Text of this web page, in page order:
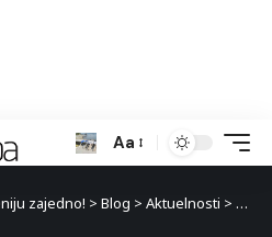
Aa
zajedno! > Blog > Aktuelnosti >